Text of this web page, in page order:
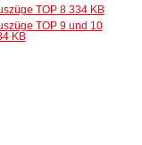
TOP 8 334 KB
TOP 9 und 10
KB